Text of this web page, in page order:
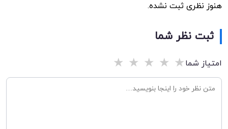
هنوز نظری ثبت نشده.
ثبت نظر شما
امتیاز شما★
★
★
★
★